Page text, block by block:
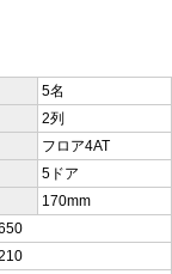
5名
2列
フロア4AT
5ドア
170mm